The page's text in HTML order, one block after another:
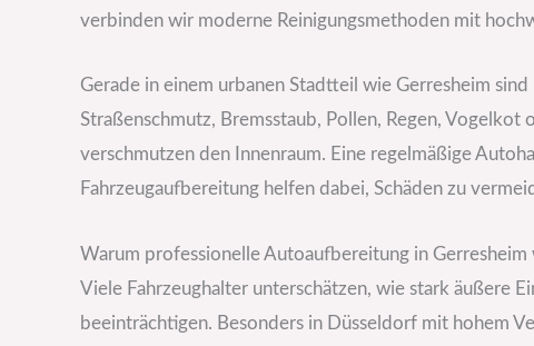
verbinden wir moderne Reinigungsmethoden mit
Gerade in einem urbanen Stadtteil wie Gerresheim
Straßenschmutz, Bremsstaub, Pollen, Regen, Vogelkot
verschmutzen den Innenraum. Eine regelmäßige
Fahrzeugaufbereitung helfen dabei, Schäden zu
Warum professionelle Autoaufbereitung in Gerresheim
Viele Fahrzeughalter unterschätzen, wie stark äußere
beeinträchtigen. Besonders in Düsseldorf mit hohem